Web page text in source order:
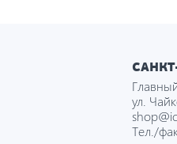
ул.
Тел./